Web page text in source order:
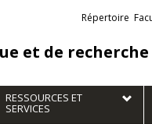
et de recherche
Liens
externes
Répertoire
RESSOURCES ET
SERVICES